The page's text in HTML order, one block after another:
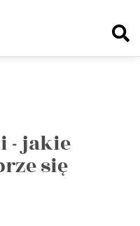
- jakie
się